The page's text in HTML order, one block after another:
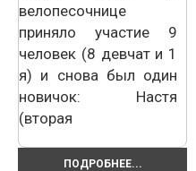
велопесочнице
приняло участие 9
человек (8 девчат и 1
я) и снова был один
новичок: Настя
(вторая
ПОДРОБНЕЕ...